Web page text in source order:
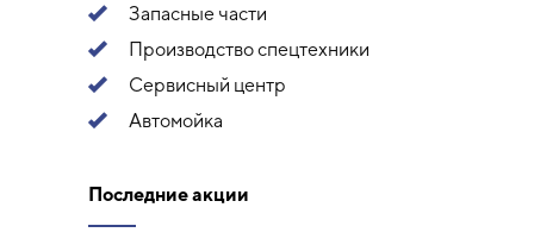
Запасные части
Производство спецтехники
Сервисный центр
Автомойка
Последние акции